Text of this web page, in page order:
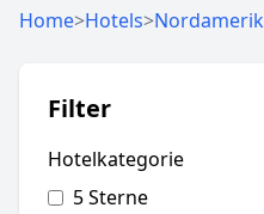
Home>Hotels>
Filter
Hotelkategorie
5 Sterne